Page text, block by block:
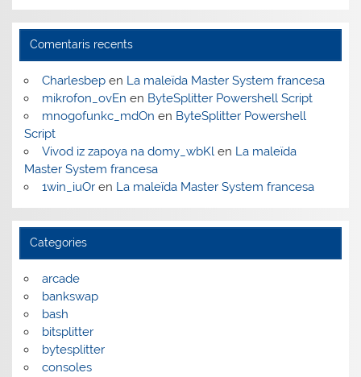
Comentaris recents
Charlesbepen La maleïda Master System francesa
mikrofon_ovEn en ByteSplitter Powershell Script
mnogofunkc_mdOn en ByteSplitter Powershell
Script
Vivod iz zapoya na domy_wbKlen La maleïda
Master System francesa
1win_iuOren La maleïda Master System francesa
Categories
arcade
bankswap
bash
bitsplitter
bytesplitter
consoles